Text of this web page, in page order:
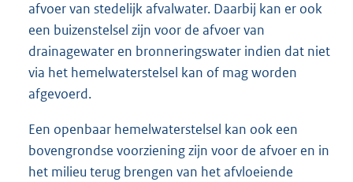
afvoer van stedelijk afvalwater. Daarbij kan er ook
een buizenstelsel zijn voor de afvoer van
drainagewater en bronneringswater indien dat niet
via het hemelwaterstelsel kan of mag worden
afgevoerd.
Een openbaar hemelwaterstelsel kan ook een
bovengrondse voorziening zijn voor de afvoer en in
het milieu terug brengen van het afvloeiende